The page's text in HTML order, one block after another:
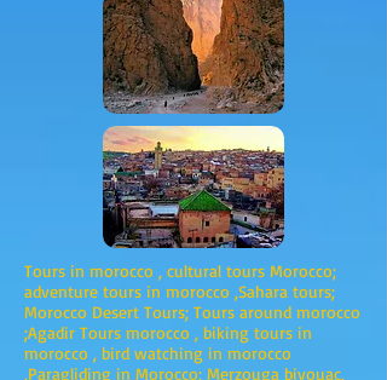
Tours in morocco , cultural tours Morocco;
adventure tours in morocco ,Sahara tours;
Morocco Desert Tours; Tours around morocco
;Agadir Tours morocco , biking tours in
morocco , bird watching in morocco
,Paragliding in Morocco; Merzouga bivouac,